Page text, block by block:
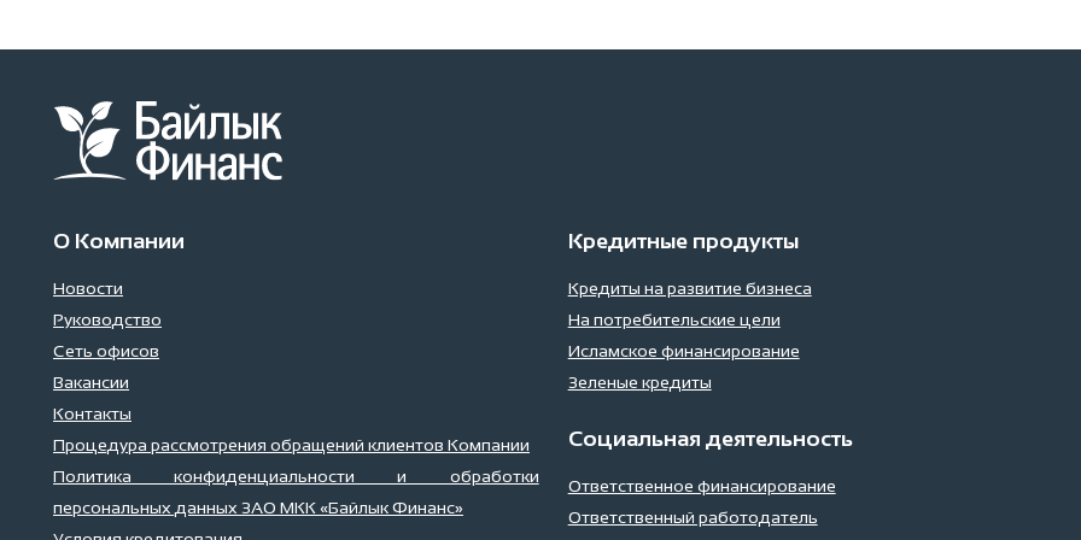
О Компании
Новости
Руководство
Сеть офисов
Вакансии
Контакты
Процедура рассмотрения обращений клиентов Компании
Политика конфиденциальности и обработки
персональных данных ЗАО МКК «Байлык Финанс»
Кредитные продукты
Кредиты на развитие бизнеса
На потребительские цели
Исламское финансирование
Зеленые кредиты
Социальная деятельность
Ответственное финансирование
Ответственный работодатель